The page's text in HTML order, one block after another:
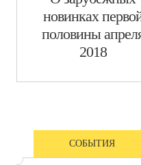
новинках
половины
2018
СОБЫТИЯ